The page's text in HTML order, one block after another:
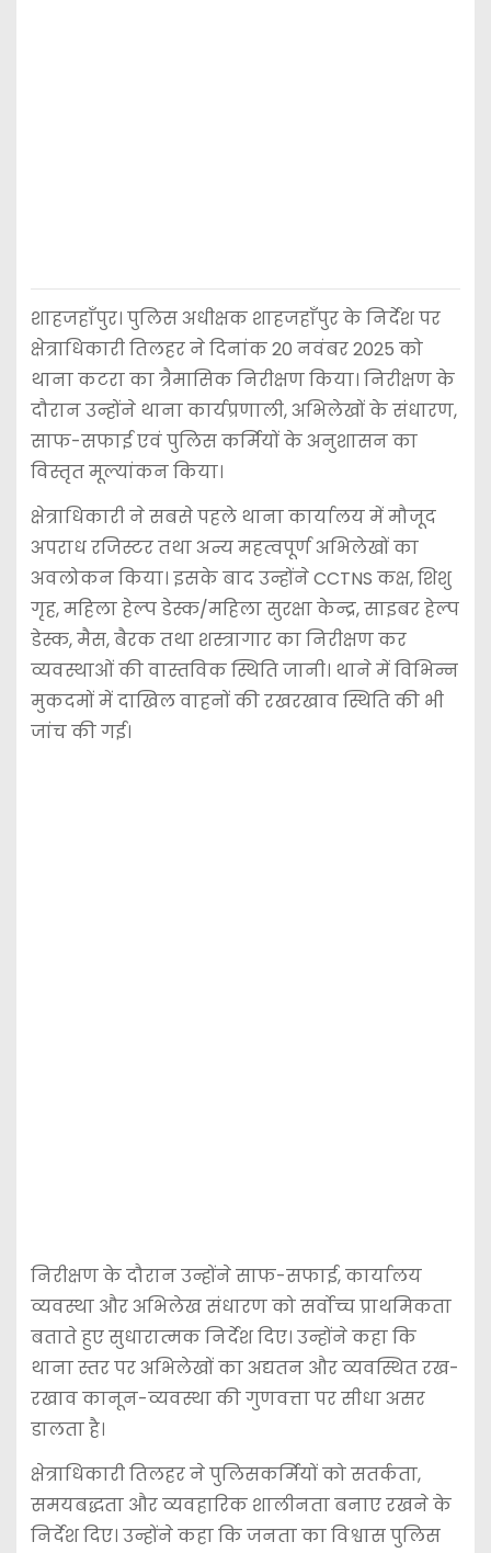
शाहजहाँपुर। पुलिस अधीक्षक शाहजहाँपुर के निर्देश पर
क्षेत्राधिकारी तिलहर ने दिनांक 20 नवंबर 2025 को
थाना कटरा का त्रैमासिक निरीक्षण किया। निरीक्षण के
दौरान उन्होंने थाना कार्यप्रणाली, अभिलेखों के संधारण,
साफ-सफाई एवं पुलिस कर्मियों के अनुशासन का
विस्तृत मूल्यांकन किया।
क्षेत्राधिकारी ने सबसे पहले थाना कार्यालय में मौजूद
अपराध रजिस्टर तथा अन्य महत्वपूर्ण अभिलेखों का
अवलोकन किया। इसके बाद उन्होंने CCTNS कक्ष, शिशु
गृह, महिला हेल्प डेस्क/महिला सुरक्षा केन्द्र, साइबर हेल्प
डेस्क, मैस, बैरक तथा शस्त्रागार का निरीक्षण कर
व्यवस्थाओं की वास्तविक स्थिति जानी। थाने में विभिन्न
मुकदमों में दाखिल वाहनों की रखरखाव स्थिति की भी
जांच की गई।
निरीक्षण के दौरान उन्होंने साफ-सफाई, कार्यालय
व्यवस्था और अभिलेख संधारण को सर्वोच्च प्राथमिकता
बताते हुए सुधारात्मक निर्देश दिए। उन्होंने कहा कि
थाना स्तर पर अभिलेखों का अद्यतन और व्यवस्थित रख-
रखाव कानून-व्यवस्था की गुणवत्ता पर सीधा असर
डालता है।
क्षेत्राधिकारी तिलहर ने पुलिसकर्मियों को सतर्कता,
समयबद्धता और व्यवहारिक शालीनता बनाए रखने के
निर्देश दिए। उन्होंने कहा कि जनता का विश्वास पुलिस